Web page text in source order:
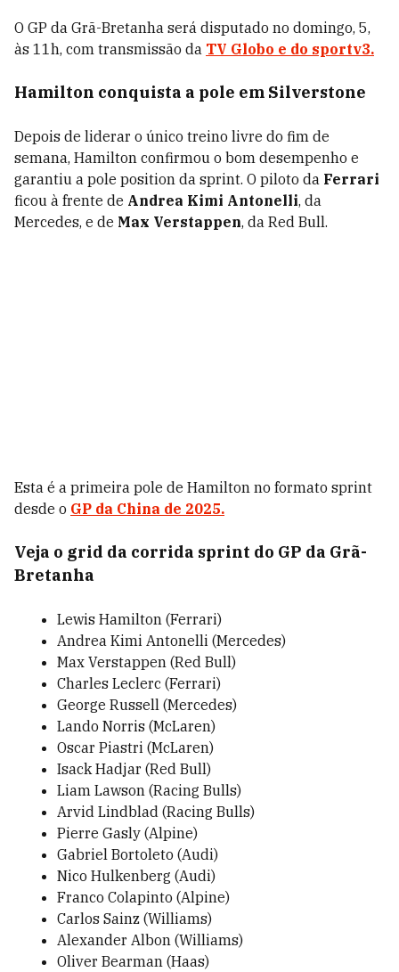
O GP da Grã-Bretanha será disputado no domingo, 5,
às 11h, com transmissão da TV Globo e do sportv3.
Hamilton conquista a pole em Silverstone
Depois de liderar o único treino livre do fim de
semana, Hamilton confirmou o bom desempenho e
garantiu a pole position da sprint. O piloto da Ferrari
ficou à frente de Andrea Kimi Antonelli, da
Mercedes, e de Max Verstappen, da Red Bull.
Esta é a primeira pole de Hamilton no formato sprint
desde o GP da China de 2025.
Veja o grid da corrida sprint do GP da Grã-
Bretanha
Lewis Hamilton (Ferrari)
Andrea Kimi Antonelli (Mercedes)
Max Verstappen (Red Bull)
Charles Leclerc (Ferrari)
George Russell (Mercedes)
Lando Norris (McLaren)
Oscar Piastri (McLaren)
Isack Hadjar (Red Bull)
Liam Lawson (Racing Bulls)
Arvid Lindblad (Racing Bulls)
Pierre Gasly (Alpine)
Gabriel Bortoleto (Audi)
Nico Hulkenberg (Audi)
Franco Colapinto (Alpine)
Carlos Sainz (Williams)
Alexander Albon (Williams)
Oliver Bearman (Haas)